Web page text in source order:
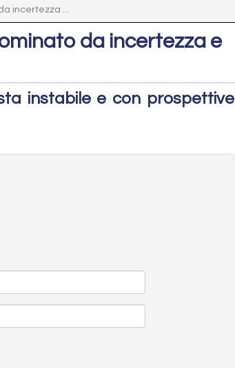
incertezza ...
da incertezza e
instabile e con prospettive